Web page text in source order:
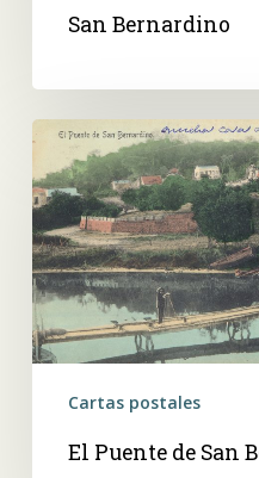
San Bernardino
Puente
de
San
Bernardino
Cartas postales
El Puente de San